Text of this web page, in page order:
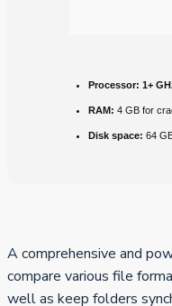
Processor: 1+
RAM: 4 GB for
Disk space: 64
A comprehensive and
compare various file
well as keep folders